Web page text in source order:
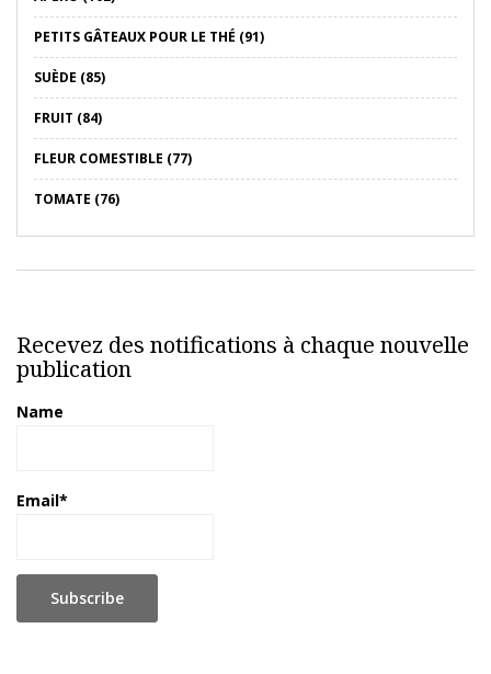
PETITS GÂTEAUX POUR LE THÉ (91)
SUÈDE (85)
FRUIT (84)
FLEUR COMESTIBLE (77)
TOMATE (76)
Recevez des notifications à chaque nouvelle
publication
Name
Email*